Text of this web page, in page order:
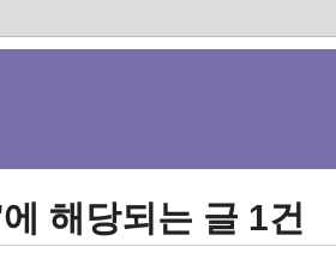
해당되는 글 1건